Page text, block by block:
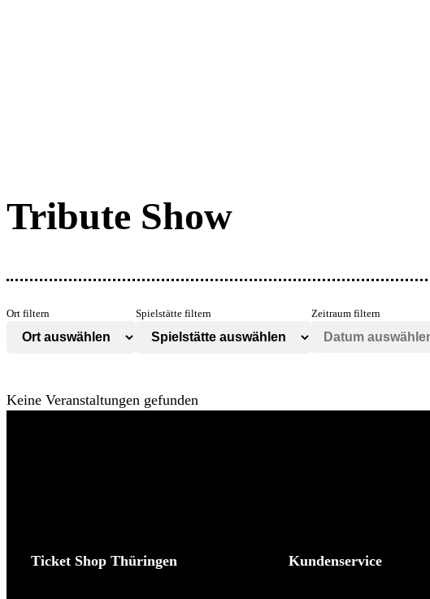
Tribute Show
Ort filtern Spielstätte filtern Zeitraum filtern
Keine Veranstaltungen gefunden
Ticket Shop Thüringen Kundenservice